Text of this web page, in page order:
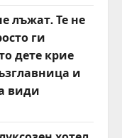
лъжат. Те не
ги
дете крие
и
види